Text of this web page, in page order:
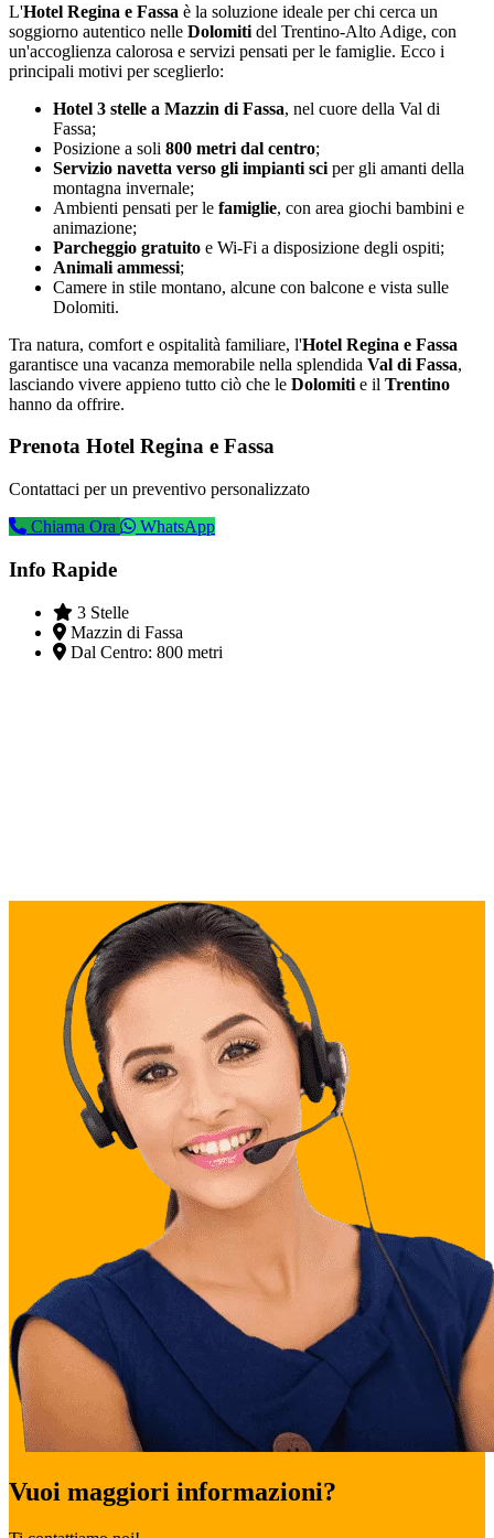
L'Hotel Regina e Fassa è la soluzione ideale per chi cerca un
soggiorno autentico nelle Dolomiti del Trentino-Alto Adige, con
un'accoglienza calorosa e servizi pensati per le famiglie. Ecco i
principali motivi per sceglierlo:
Hotel 3 stelle a Mazzin di Fassa, nel cuore della Val di
Fassa;
Posizione a soli 800 metri dal centro;
Servizio navetta verso gli impianti sci per gli amanti della
montagna invernale;
Ambienti pensati per le famiglie, con area giochi bambini e
animazione;
Parcheggio gratuito e Wi-Fi a disposizione degli ospiti;
Animali ammessi;
Camere in stile montano, alcune con balcone e vista sulle
Dolomiti.
Tra natura, comfort e ospitalità familiare, l'Hotel Regina e Fassa
garantisce una vacanza memorabile nella splendida Val di Fassa,
lasciando vivere appieno tutto ciò che le Dolomiti e il Trentino
hanno da offrire.
Prenota Hotel Regina e Fassa
Contattaci per un preventivo personalizzato
Chiama Ora
WhatsApp
Info Rapide
3 Stelle
Mazzin di Fassa
Dal Centro: 800 metri
Vuoi maggiori informazioni?